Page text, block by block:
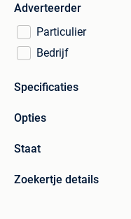
Adverteerder
Particulier
Bedrijf
Specificaties
Opties
Staat
Zoekertje details